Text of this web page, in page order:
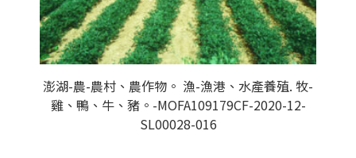
澎湖-農-農村、農作物。 漁-漁港、水產養殖. 牧-
雞、鴨、牛、豬。-MOFA109179CF-2020-12-
SL00028-016